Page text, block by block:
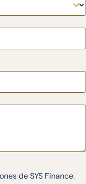
de SYS Finance.